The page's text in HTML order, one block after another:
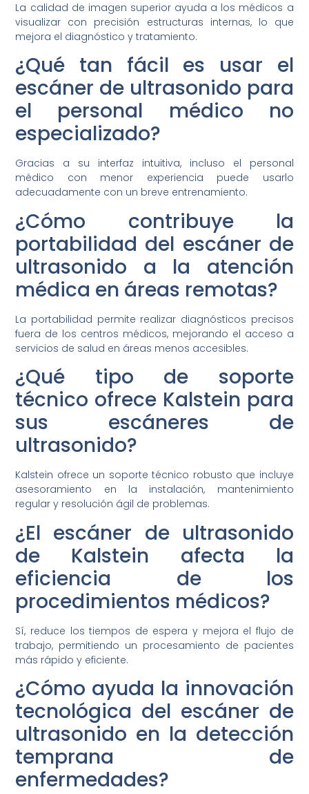
La calidad de imagen superior ayuda a los médicos a
visualizar con precisión estructuras internas, lo que
mejora el diagnóstico y tratamiento.
¿Qué tan fácil es usar el
escáner de ultrasonido para
el personal médico no
especializado?
Gracias a su interfaz intuitiva, incluso el personal
médico con menor experiencia puede usarlo
adecuadamente con un breve entrenamiento.
¿Cómo contribuye la
portabilidad del escáner de
ultrasonido a la atención
médica en áreas remotas?
La portabilidad permite realizar diagnósticos precisos
fuera de los centros médicos, mejorando el acceso a
servicios de salud en áreas menos accesibles.
¿Qué tipo de soporte
técnico ofrece Kalstein para
sus escáneres de
ultrasonido?
Kalstein ofrece un soporte técnico robusto que incluye
asesoramiento en la instalación, mantenimiento
regular y resolución ágil de problemas.
¿El escáner de ultrasonido
de Kalstein afecta la
eficiencia de los
procedimientos médicos?
Sí, reduce los tiempos de espera y mejora el flujo de
trabajo, permitiendo un procesamiento de pacientes
más rápido y eficiente.
¿Cómo ayuda la innovación
tecnológica del escáner de
ultrasonido en la detección
temprana de
enfermedades?